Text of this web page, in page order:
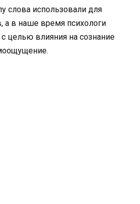
слова использовали для
а в наше время психологи
целью влияния на сознание